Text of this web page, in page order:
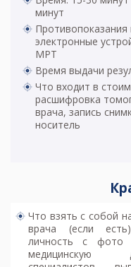
минут
электронные
МРТ
Время выдачи
Что входит в
расшифровка
врача, запись
носитель
Что взять с собой
врача (если
личность с фото
медицинскую